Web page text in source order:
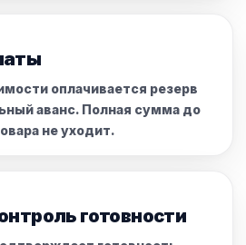
оплачивается резерв
аванс. Полная сумма до
не уходит.
готовности